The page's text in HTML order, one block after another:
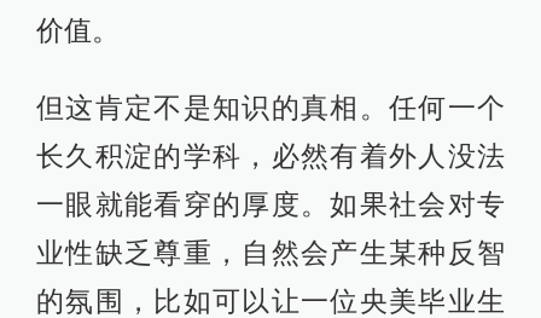
价值。
但这肯定不是知识的真相。任何一个
长久积淀的学科，必然有着外人没法
一眼就能看穿的厚度。如果社会对专
业性缺乏尊重，自然会产生某种反智
的氛围，比如可以让一位央美毕业生